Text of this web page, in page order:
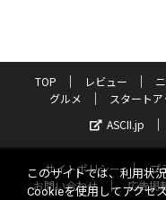
TOP レビュー
グルメ
スタート
ASCII.jp
サイトポリシー プ
お問い合わせ
広告掲
このサイトでは、利用状
Cookieを使用してアクセ